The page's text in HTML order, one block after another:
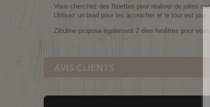
Vous cherchez des flipettes pour réaliser de jolies
Utilisez un brad pour les accrocher et le tour est joué.
Zibuline propose également 2 dies fenêtres pour
AVIS CLIENTS